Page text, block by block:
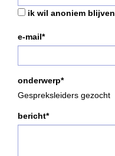
ik wil anoniem blijven
e-mail*
onderwerp*
Gespreksleiders gezocht
bericht*